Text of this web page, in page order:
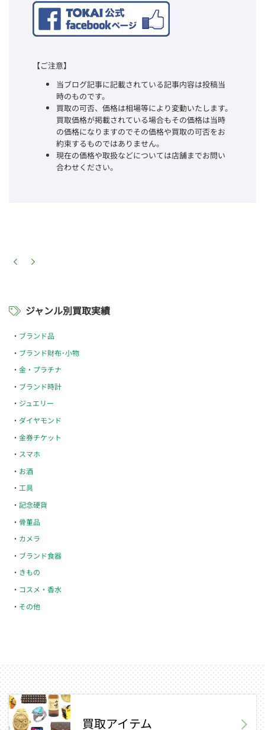
【ご注意】
当ブログ記事に記載されている記事内容は投稿当
時のものです。
買取の可否、価格は相場等により変動いたします。
買取価格が掲載されている場合もその価格は当時
の価格になりますのでその価格や買取の可否をお
約束するものではありません。
現在の価格や取扱などについては店舗までお問い
合わせください。
ジャンル別買取実績
ブランド品
ブランド財布･小物
金・プラチナ
ブランド時計
ジュエリー
ダイヤモンド
金券チケット
スマホ
お酒
工具
記念硬貨
骨董品
カメラ
ブランド食器
きもの
コスメ・香水
その他
買取アイテム